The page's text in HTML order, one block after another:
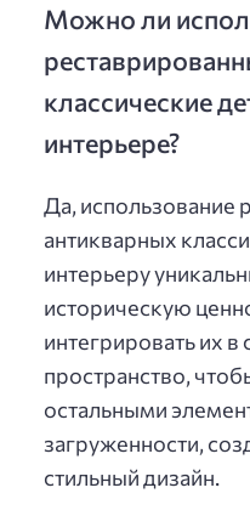
Можно ли
классические
интерьере?
Да, использование
антикварных
интерьеру
историческую
интегрировать их
пространство,
остальными
загруженности,
стильный дизайн.